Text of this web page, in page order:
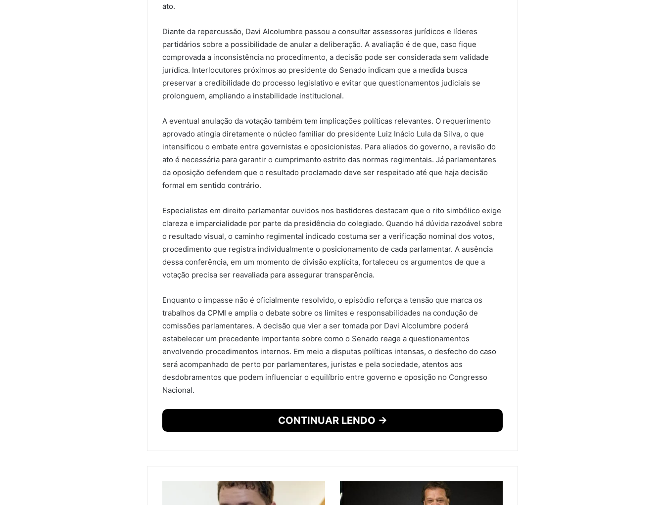
ato.
Diante da repercussão, Davi Alcolumbre passou a consultar assessores jurídicos e líderes
partidários sobre a possibilidade de anular a deliberação. A avaliação é de que, caso fique
comprovada a inconsistência no procedimento, a decisão pode ser considerada sem validade
jurídica. Interlocutores próximos ao presidente do Senado indicam que a medida busca
preservar a credibilidade do processo legislativo e evitar que questionamentos judiciais se
prolonguem, ampliando a instabilidade institucional.
A eventual anulação da votação também tem implicações políticas relevantes. O requerimento
aprovado atingia diretamente o núcleo familiar do presidente Luiz Inácio Lula da Silva, o que
intensificou o embate entre governistas e oposicionistas. Para aliados do governo, a revisão do
ato é necessária para garantir o cumprimento estrito das normas regimentais. Já parlamentares
da oposição defendem que o resultado proclamado deve ser respeitado até que haja decisão
formal em sentido contrário.
Especialistas em direito parlamentar ouvidos nos bastidores destacam que o rito simbólico exige
clareza e imparcialidade por parte da presidência do colegiado. Quando há dúvida razoável sobre
o resultado visual, o caminho regimental indicado costuma ser a verificação nominal dos votos,
procedimento que registra individualmente o posicionamento de cada parlamentar. A ausência
dessa conferência, em um momento de divisão explícita, fortaleceu os argumentos de que a
votação precisa ser reavaliada para assegurar transparência.
Enquanto o impasse não é oficialmente resolvido, o episódio reforça a tensão que marca os
trabalhos da CPMI e amplia o debate sobre os limites e responsabilidades na condução de
comissões parlamentares. A decisão que vier a ser tomada por Davi Alcolumbre poderá
estabelecer um precedente importante sobre como o Senado reage a questionamentos
envolvendo procedimentos internos. Em meio a disputas políticas intensas, o desfecho do caso
será acompanhado de perto por parlamentares, juristas e pela sociedade, atentos aos
desdobramentos que podem influenciar o equilíbrio entre governo e oposição no Congresso
Nacional.
CONTINUAR LENDO →